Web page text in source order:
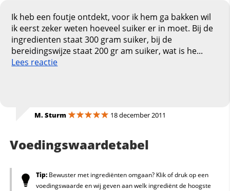
Ik heb een foutje ontdekt, voor ik hem ga bakken wil
ik eerst zeker weten hoeveel suiker er in moet. Bij de
ingredienten staat 300 gram suiker, bij de
bereidingswijze staat 200 gr am suiker, wat is he...
Lees reactie
M. Sturm 18 december 2011
Voedingswaardetabel
Tip:Bewuster met ingrediënten omgaan? Klik of druk op een
voedingswaarde en wij geven aan welk ingrediënt de hoogste